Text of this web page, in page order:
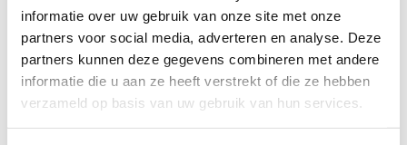
informatie over uw gebruik van onze site met onze
partners voor social media, adverteren en analyse. Deze
partners kunnen deze gegevens combineren met andere
informatie die u aan ze heeft verstrekt of die ze hebben
verzameld op basis van uw gebruik van hun services.